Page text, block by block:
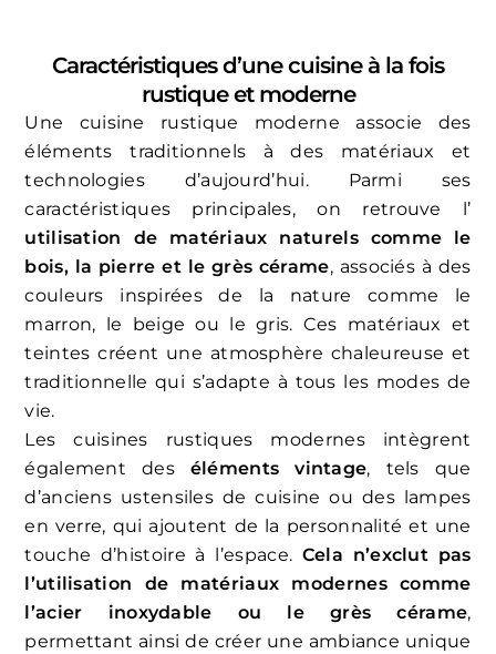
Caractéristiques d’une cuisine à la fois
rustique et moderne
Une cuisine rustique moderne associe des
éléments traditionnels à des matériaux et
technologies d’aujourd’hui. Parmi ses
caractéristiques principales, on retrouve l’
utilisation de matériaux naturels comme le
bois, la pierre et le grès cérame, associés à des
couleurs inspirées de la nature comme le
marron, le beige ou le gris. Ces matériaux et
teintes créent une atmosphère chaleureuse et
traditionnelle qui s’adapte à tous les modes de
vie.
Les cuisines rustiques modernes intègrent
également des éléments vintage, tels que
d’anciens ustensiles de cuisine ou des lampes
en verre, qui ajoutent de la personnalité et une
touche d’histoire à l’espace. Cela n’exclut pas
l’utilisation de matériaux modernes comme
l’acier inoxydable ou le grès cérame,
permettant ainsi de créer une ambiance unique